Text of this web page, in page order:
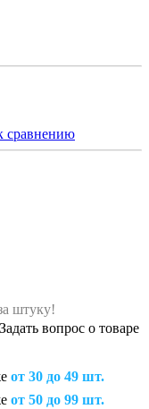
сравнению
штуку!
Задать вопрос о товаре
от 30 до 49 шт.
от 50 до 99 шт.